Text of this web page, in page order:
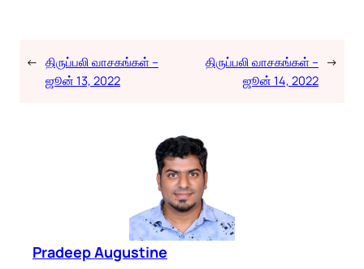
← திருப்பலி வாசகங்கள் –
ஜூன் 13, 2022
திருப்பலி வாசகங்கள் –
ஜூன் 14, 2022
→
Pradeep Augustine